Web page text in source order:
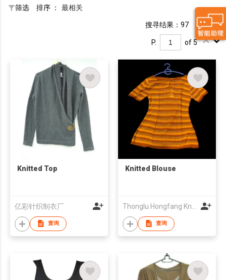
筛选 排序 ： 最相关
搜寻结果：97
P. of 5
Knitted Top
亿彩针织制衣厂
查询
Knitted Blouse
查询